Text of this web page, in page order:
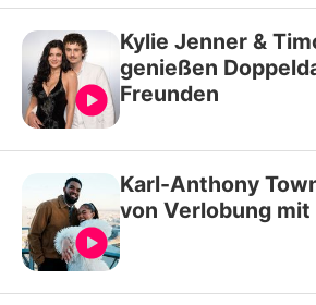
Kylie Jenner &
genießen
Freunden
Karl-Anthony
von Verlobung